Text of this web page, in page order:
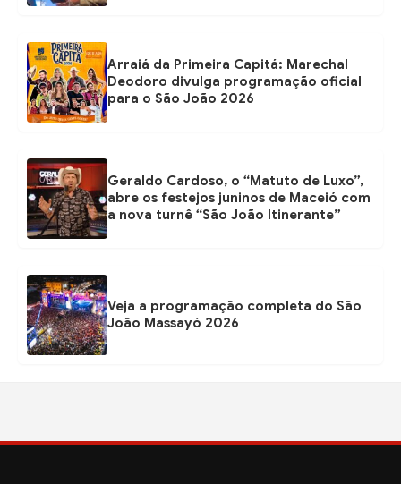
Arraiá da Primeira Capitá: Marechal
Deodoro divulga programação oficial
para o São João 2026
Geraldo Cardoso, o “Matuto de Luxo”,
abre os festejos juninos de Maceió com
a nova turnê “São João Itinerante”
Veja a programação completa do São
João Massayó 2026